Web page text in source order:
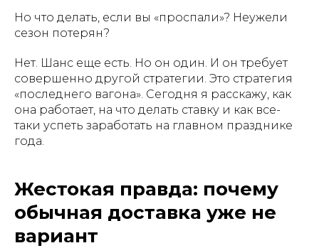
Но что делать, если вы «проспали»? Неужели
сезон потерян?
Нет. Шанс еще есть. Но он один. И он требует
совершенно другой стратегии. Это стратегия
«последнего вагона». Сегодня я расскажу, как
она работает, на что делать ставку и как все-
таки успеть заработать на главном празднике
года.
Жестокая правда: почему
обычная доставка уже не
вариант